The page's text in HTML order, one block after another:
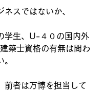
ネスではないか、
学生、U-４０の国内外
築士資格の有無は問わ
前者は万博を担当して